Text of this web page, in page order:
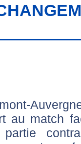
au match
partie